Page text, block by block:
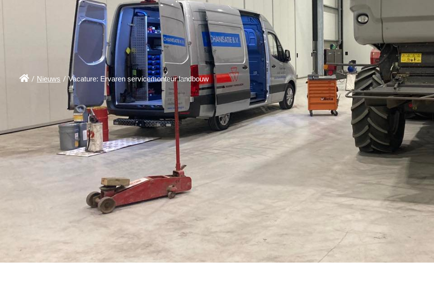
 / Nieuws / Vacature: Ervaren servicemonteur landbouw